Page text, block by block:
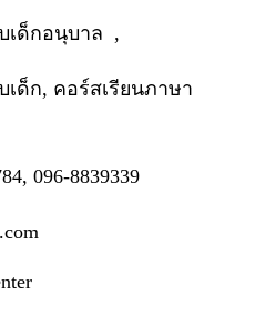
เด็กอนุบาล ,
ด็ก, คอร์สเรียนภาษา
096-8839339